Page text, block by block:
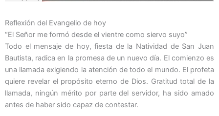
Reflexión del Evangelio de hoy
“El Señor me formó desde el vientre como siervo suyo”
Todo el mensaje de hoy, fiesta de la Natividad de San Juan
Bautista, radica en la promesa de un nuevo día. El comienzo es
una llamada exigiendo la atención de todo el mundo. El profeta
quiere revelar el propósito eterno de Dios. Gratitud total de la
llamada, ningún mérito por parte del servidor, ha sido amado
antes de haber sido capaz de contestar.